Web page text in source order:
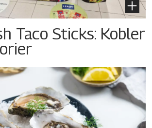
Taco Sticks: Kobler